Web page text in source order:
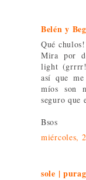
Belén y
Qué
Mira por
light
así que
míos son
seguro que
Bsos
miércoles,
sole |